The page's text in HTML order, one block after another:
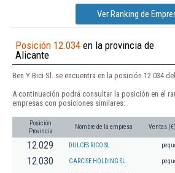
Ver Ranking de
Posición 12.034 en la provincia de
Alicante
Ben Y Bici Sl. se encuentra en la posición 12.034
A continuación podrá consultar la posición en el
empresas con posiciones similares:
Posición
Provincia
Nombre de la empresa Ventas (€)
12.029 DULCES RICO SL
12.030 GARCISE HOLDING SL.